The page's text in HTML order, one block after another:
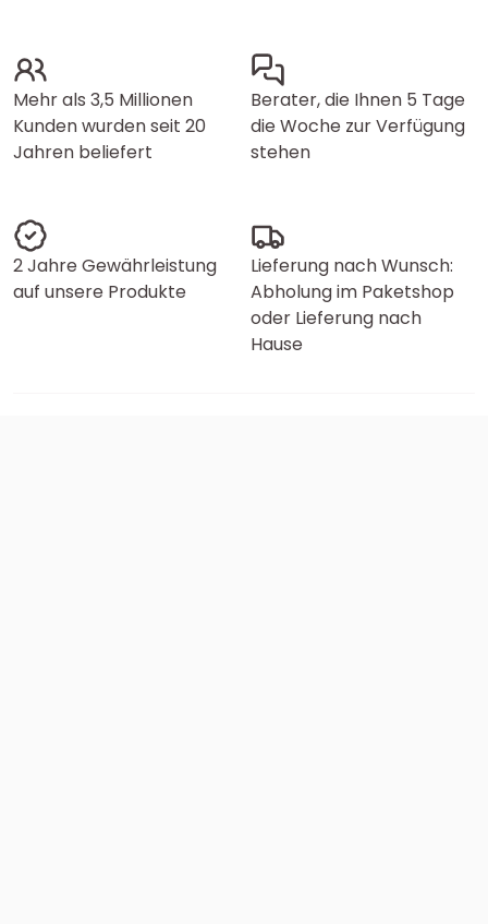
Mehr als 3,5 Millionen
Kunden wurden seit 20
Jahren beliefert
Berater, die Ihnen 5 Tage
die Woche zur Verfügung
stehen
2 Jahre Gewährleistung
auf unsere Produkte
Lieferung nach Wunsch:
Abholung im Paketshop
oder Lieferung nach
Hause